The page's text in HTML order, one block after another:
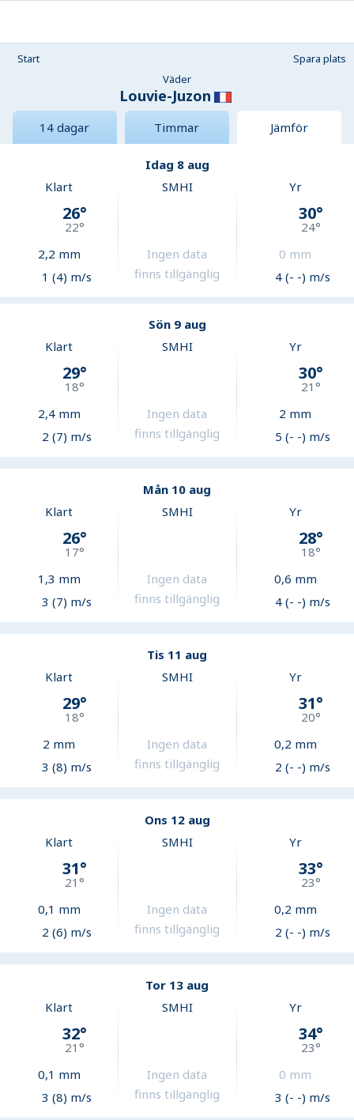
Start
Spara plats
Väder
Louvie-Juzon
14 dagar Timmar Jämför
Idag 8 aug
Klart
26°
22°
2,2 mm
1 (4) m/s
SMHI
Ingen data
finns tillgänglig
Yr
30°
24°
0 mm
4 (- -) m/s
Sön 9 aug
Klart
29°
18°
2,4mm
2 (7) m/s
SMHI
Ingen data
finns tillgänglig
Yr
30°
21°
2 mm
5 (- -) m/s
Mån 10 aug
Klart
26°
17°
1,3 mm
3 (7) m/s
SMHI
Ingen data
finns tillgänglig
Yr
28°
18°
0,6 mm
4 (- -) m/s
Tis 11 aug
Klart
29°
18°
2 mm
3 (8) m/s
SMHI
Ingen data
finns tillgänglig
Yr
31°
20°
0,2 mm
2 (- -) m/s
Ons 12 aug
Klart
31°
21°
0,1 mm
2 (6) m/s
SMHI
Ingen data
finns tillgänglig
Yr
33°
23°
0,2 mm
2 (- -) m/s
Tor 13 aug
Klart
32°
21°
0,1 mm
3 (8) m/s
SMHI
Ingen data
finns tillgänglig
Yr
34°
23°
0 mm
3 (- -) m/s